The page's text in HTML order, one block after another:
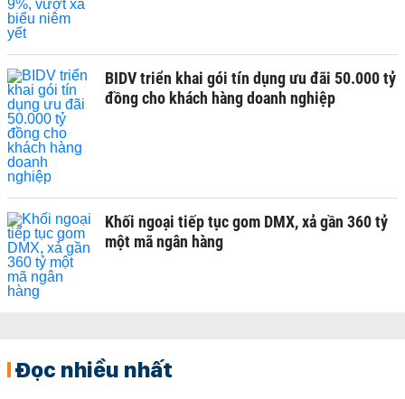
BIDV triển khai gói tín dụng ưu đãi 50.000 tỷ
đồng cho khách hàng doanh nghiệp
Khối ngoại tiếp tục gom DMX, xả gần 360 tỷ
một mã ngân hàng
Đọc nhiều nhất